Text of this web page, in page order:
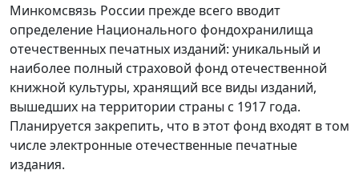
Минкомсвязь России прежде всего вводит
определение Национального фондохранилища
отечественных печатных изданий: уникальный и
наиболее полный страховой фонд отечественной
книжной культуры, хранящий все виды изданий,
вышедших на территории страны с 1917 года.
Планируется закрепить, что в этот фонд входят в том
числе электронные отечественные печатные
издания.